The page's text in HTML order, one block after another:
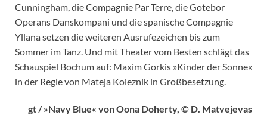
Cunningham, die Compagnie Par Terre, die Gotebor
Operans Danskompani und die spanische Compagnie
Yllana setzen die weiteren Ausrufezeichen bis zum
Sommer im Tanz. Und mit Theater vom Besten schlägt das
Schauspiel Bochum auf: Maxim Gorkis »Kinder der Sonne«
in der Regie von Mateja Koleznik in Großbesetzung.
gt / »Navy Blue« von Oona Doherty, © D. Matvejevas